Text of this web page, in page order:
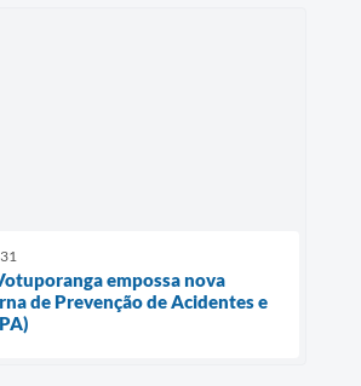
empossa nova
de Prevenção de Acidentes e